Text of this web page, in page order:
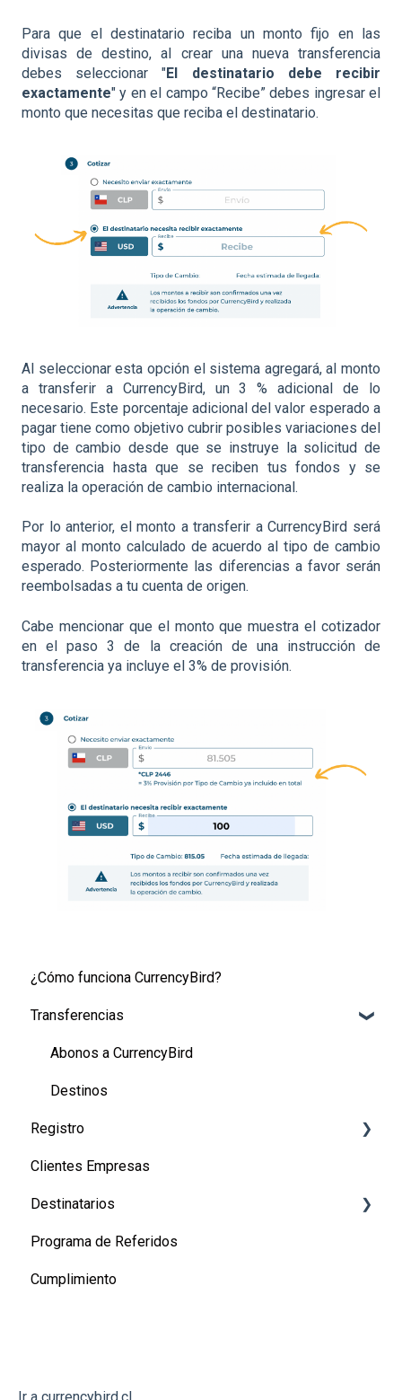
Para que el destinatario reciba un monto fijo en las
divisas de destino, al crear una nueva transferencia
debes seleccionar "El destinatario debe recibir
exactamente" y en el campo “Recibe” debes ingresar el
monto que necesitas que reciba el destinatario.
Al seleccionar esta opción el sistema agregará, al monto
a transferir a CurrencyBird, un 3 % adicional de lo
necesario. Este porcentaje adicional del valor esperado a
pagar tiene como objetivo cubrir posibles variaciones del
tipo de cambio desde que se instruye la solicitud de
transferencia hasta que se reciben tus fondos y se
realiza la operación de cambio internacional.
Por lo anterior, el monto a transferir a CurrencyBird será
mayor al monto calculado de acuerdo al tipo de cambio
esperado. Posteriormente las diferencias a favor serán
reembolsadas a tu cuenta de origen.
Cabe mencionar que el monto que muestra el cotizador
en el paso 3 de la creación de una instrucción de
transferencia ya incluye el 3% de provisión.
¿Cómo funciona CurrencyBird?
Transferencias
Abonos a CurrencyBird
Destinos
Registro
Registro de usuarios
Registro de empresas
Clientes Empresas
Destinatarios
Canadá
Estados Unidos
Argentina
Programa de Referidos
Cumplimiento